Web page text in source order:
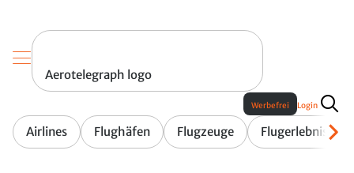
Aerotelegraph logo
Airlines Flughäfen Flugzeuge Flugerlebnis
Werbefrei Login